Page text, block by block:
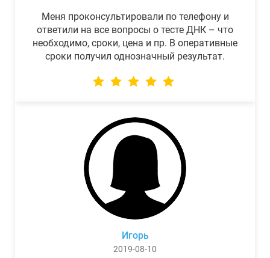
Меня проконсультировали по телефону и
ответили на все вопросы о тесте ДНК – что
необходимо, сроки, цена и пр. В оперативные
сроки получил однозначный результат.
Игорь
2019-08-10